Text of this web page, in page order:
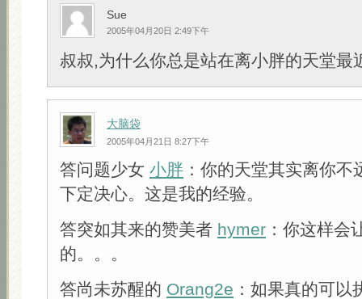
Sue
2005年04月20日 2:49下午
叔叔,为什么你总是站在离小胖的天堂
大脑袋
2005年04月21日 8:27下午
答问题少女 小胖 ：你的天堂其实离你
下定决心。这是我的经验。
答突如其来的赞美者 hymer ：你这样会
的。。。
答尚未苏醒的 Orang2e ：如果真的可以